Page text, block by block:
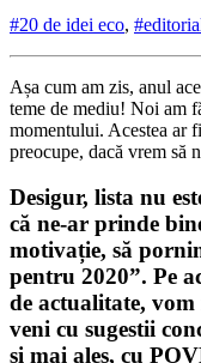
#20 de idei eco,
Așa cum am zis, anul
teme de mediu! Noi am
momentului. Acestea ar
preocupe, dacă vrem să
Desigur, lista nu
că ne-ar prinde
motivație, să
pentru 2020”. Pe
de actualitate,
veni cu sugestii
și mai ales, cu